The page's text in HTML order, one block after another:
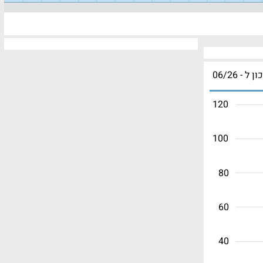
ל - 06/26
40
60
80
100
120